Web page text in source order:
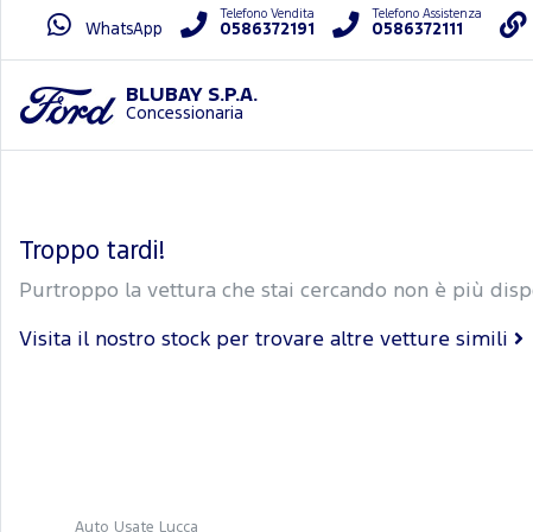
WhatsApp
Telefono Vendita
0586372191
Telefono Assistenza
0586372111
BLUBAY S.P.A.
Concessionaria
Troppo tardi!
Purtroppo la vettura che stai cercando non è più
Visita il nostro stock per trovare altre vetture simili
Auto Usate Lucca